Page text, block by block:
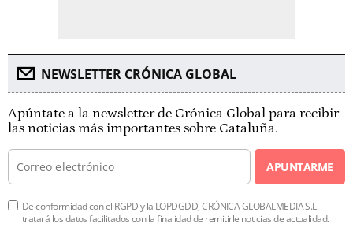
NEWSLETTER CRÓNICA GLOBAL
Apúntate a la newsletter de Crónica Global para recibir
las noticias más importantes sobre Cataluña.
APUNTARME
De conformidad con el RGPD y la LOPDGDD, CRÓNICA GLOBALMEDIA S.L.
tratará los datos facilitados con la finalidad de remitirle noticias de actualidad.